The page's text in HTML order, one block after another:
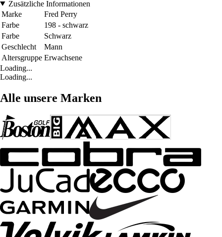
Zusätzliche Informationen
Marke
Fred Perry
Farbe
198 - schwarz
Farbe
Schwarz
Geschlecht
Mann
Altersgruppe Erwachsene
Loading...
Loading...
Alle unsere Marken